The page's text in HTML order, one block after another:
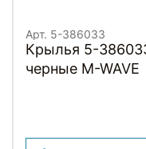
Арт. 5-386033
Крылья 5-
черные M-WAVE